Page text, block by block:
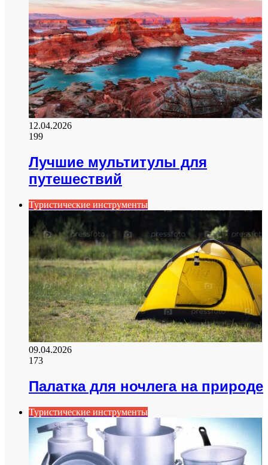
12.04.2026
199
Лучшие мультитулы для
путешествий
Туристические инструменты
09.04.2026
173
Палатка для ночлега на природе
Туристические инструменты